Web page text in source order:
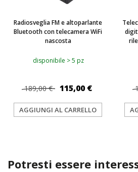
Radiosveglia FM e altoparlante
Bluetooth con telecamera WiFi
nascosta
disponibile > 5 pz
189,00 € 115,00 €
AGGIUNGI AL CARRELLO
Potresti essere